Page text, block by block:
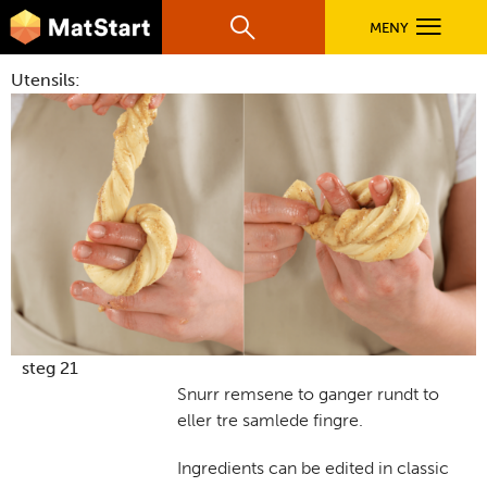
Hopp til hovedinnhold
hovednavigasjonsmobilversjon
MatStart
Søk MENY
OPPSKRIFTER
FØR DU STARTER
LÆR MER
TIL DE VOKSNE
Utensils:
steg 21
Snurr remsene to ganger rundt to
eller tre samlede fingre.
Ingredients can be edited in classic